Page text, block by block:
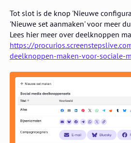
Tot slot is de knop 'Nieuwe
'Nieuwe set aanmaken' voor meer
Lees hier meer over deelknoppen
https://
deelknoppen-maken-voor-sociale-